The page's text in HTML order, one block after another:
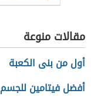
مقالات منوعة
أول من بنى الكعبة
أفضل فيتامين للجسم